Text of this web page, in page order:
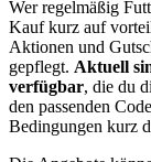
Wer regelmäßig
Kauf kurz auf
Aktionen und
gepflegt. Aktuell
verfügbar, die du
den passenden
Bedingungen kurz